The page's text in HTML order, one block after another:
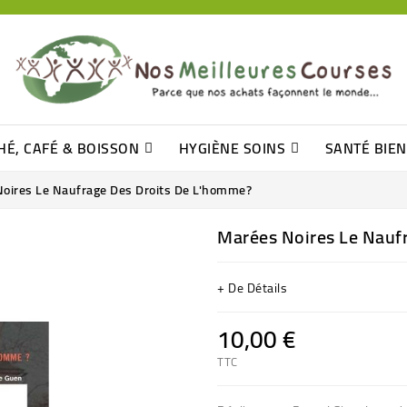
CAFÉ & BOISSON HYGIÈNE SOINS SANTÉ
Le Naufrage Des Droits De L'homme?
Marées Noires Le
+ De Détails
10,00 €
TTC